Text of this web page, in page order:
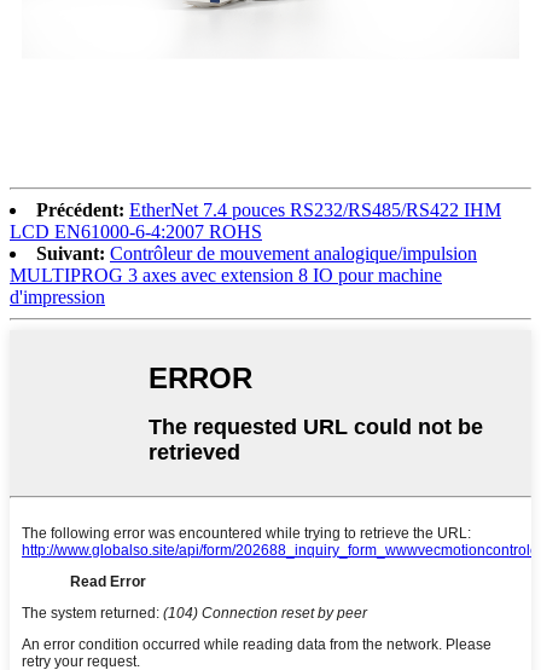
Précédent: EtherNet 7.4 pouces RS232/RS485/RS422 IHM
LCD EN61000-6-4:2007 ROHS
Suivant: Contrôleur de mouvement analogique/impulsion
MULTIPROG 3 axes avec extension 8 IO pour machine
d'impression